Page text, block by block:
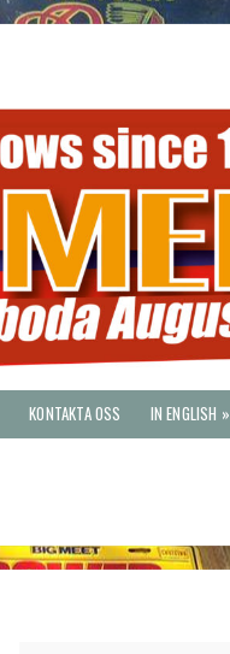
KONTAKTA OSS IN ENGLISH »